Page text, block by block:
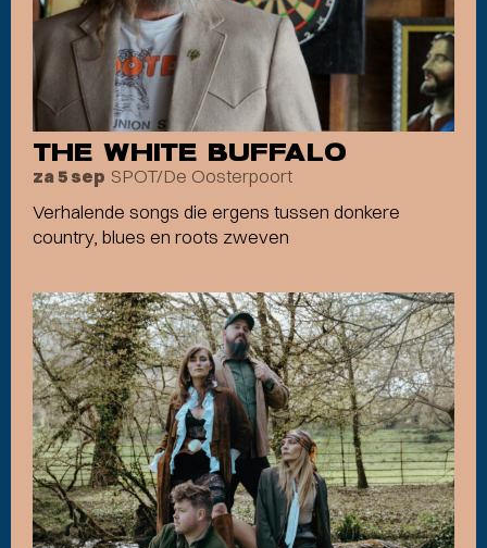
THE WHITE BUFFALO
za 5 sep SPOT/De Oosterpoort
Verhalende songs die ergens tussen donkere
country, blues en roots zweven